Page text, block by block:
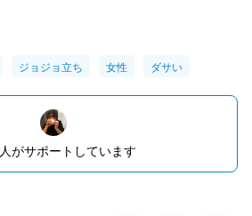
ジョジョ立ち 女性 ダサい
人がサポートしています